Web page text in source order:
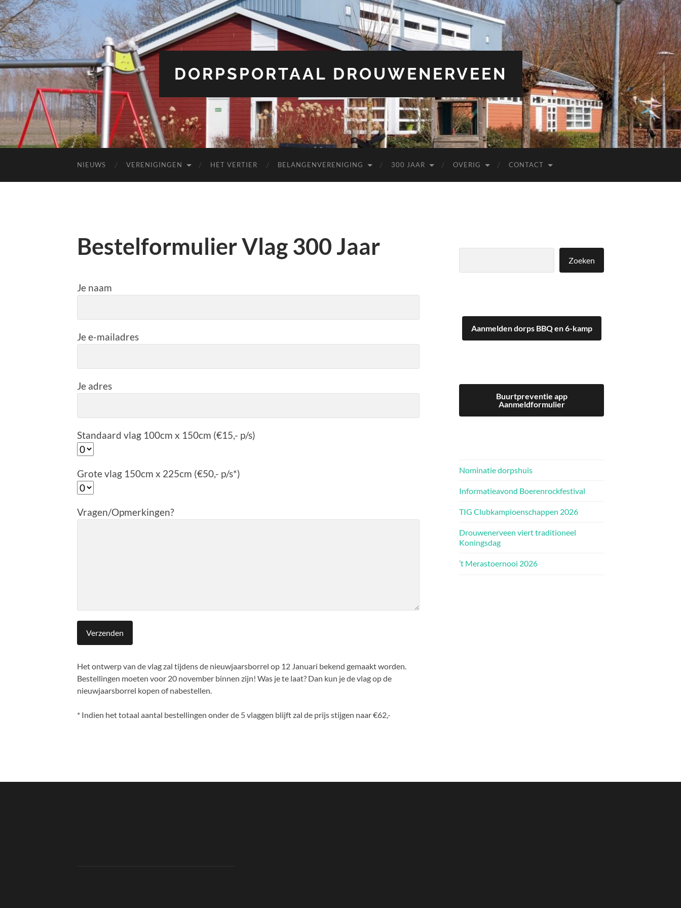
DORPSPORTAAL DROUWENERVEEN
NIEUWS VERENIGINGEN HET VERTIER BELANGENVERENIGING 300 JAAR OVERIG CONTACT
Bestelformulier Vlag 300 Jaar
Je naam
Je e-mailadres
Je adres
Standaard vlag 100cm x 150cm (€15,- p/s)
Grote vlag 150cm x 225cm (€50,- p/s*)
Vragen/Opmerkingen?
Het ontwerp van de vlag zal tijdens de nieuwjaarsborrel op 12 Januari bekend gemaakt worden.
Bestellingen moeten voor 20 november binnen zijn! Was je te laat? Dan kun je de vlag op de
nieuwjaarsborrel kopen of nabestellen.
* Indien het totaal aantal bestellingen onder de 5 vlaggen blijft zal de prijs stijgen naar €62,-
Zoeken
Aanmelden dorps BBQ en 6-kamp
Buurtpreventie app
Aanmeldformulier
Nominatie dorpshuis
Informatieavond Boerenrockfestival
TIG Clubkampioenschappen 2026
Drouwenerveen viert traditioneel
Koningsdag
’t Merastoernooi 2026